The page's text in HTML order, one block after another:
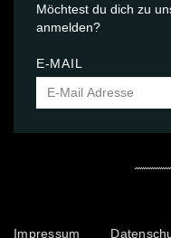
Möchtest du dich zu
anmelden?
E-MAIL
Impressum